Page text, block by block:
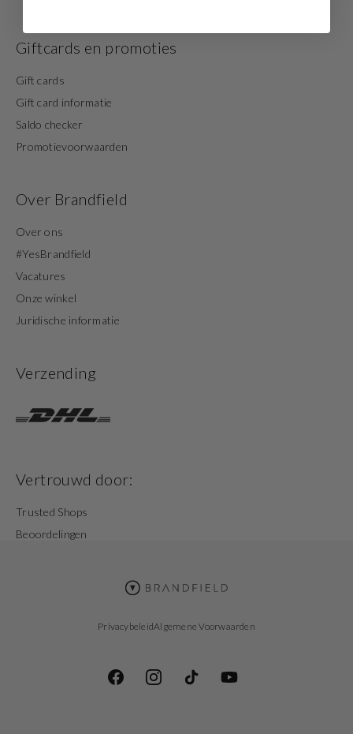
Giftcards en promoties
Gift cards
Gift card informatie
Saldo checker
Promotievoorwaarden
Over Brandfield
Over ons
#YesBrandfield
Vacatures
Onze winkel
Juridische informatie
Verzending
Vertrouwd door:
Trusted Shops
Beoordelingen
PrivacybeleidAlgemene Voorwaarden
FacebookInstagramTikTok YouTube